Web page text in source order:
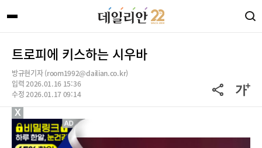
트로피에 키스하는 시우바
방규현기자 (room1992@dailian.co.kr)
입력 2026.01.16 15:36
수정 2026.01.17 09:14
X